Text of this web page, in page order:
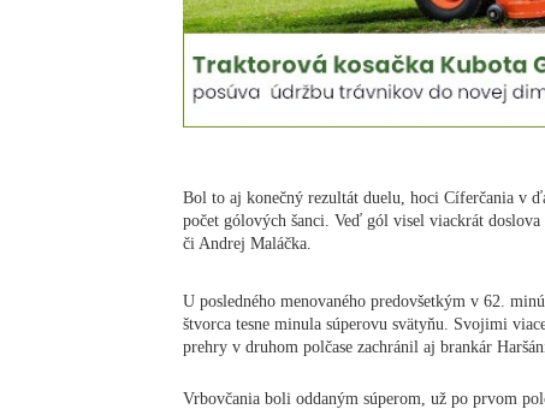
Bol to aj konečný rezultát duelu, hoci Cíferčania v
počet gólových šanci. Veď gól visel viackrát
či Andrej Maláčka.
U posledného menovaného predovšetkým v 62.
štvorca tesne minula súperovu svätyňu. Svojimi
prehry v druhom polčase zachránil aj brankár
Vrbovčania boli oddaným súperom, už po prvom